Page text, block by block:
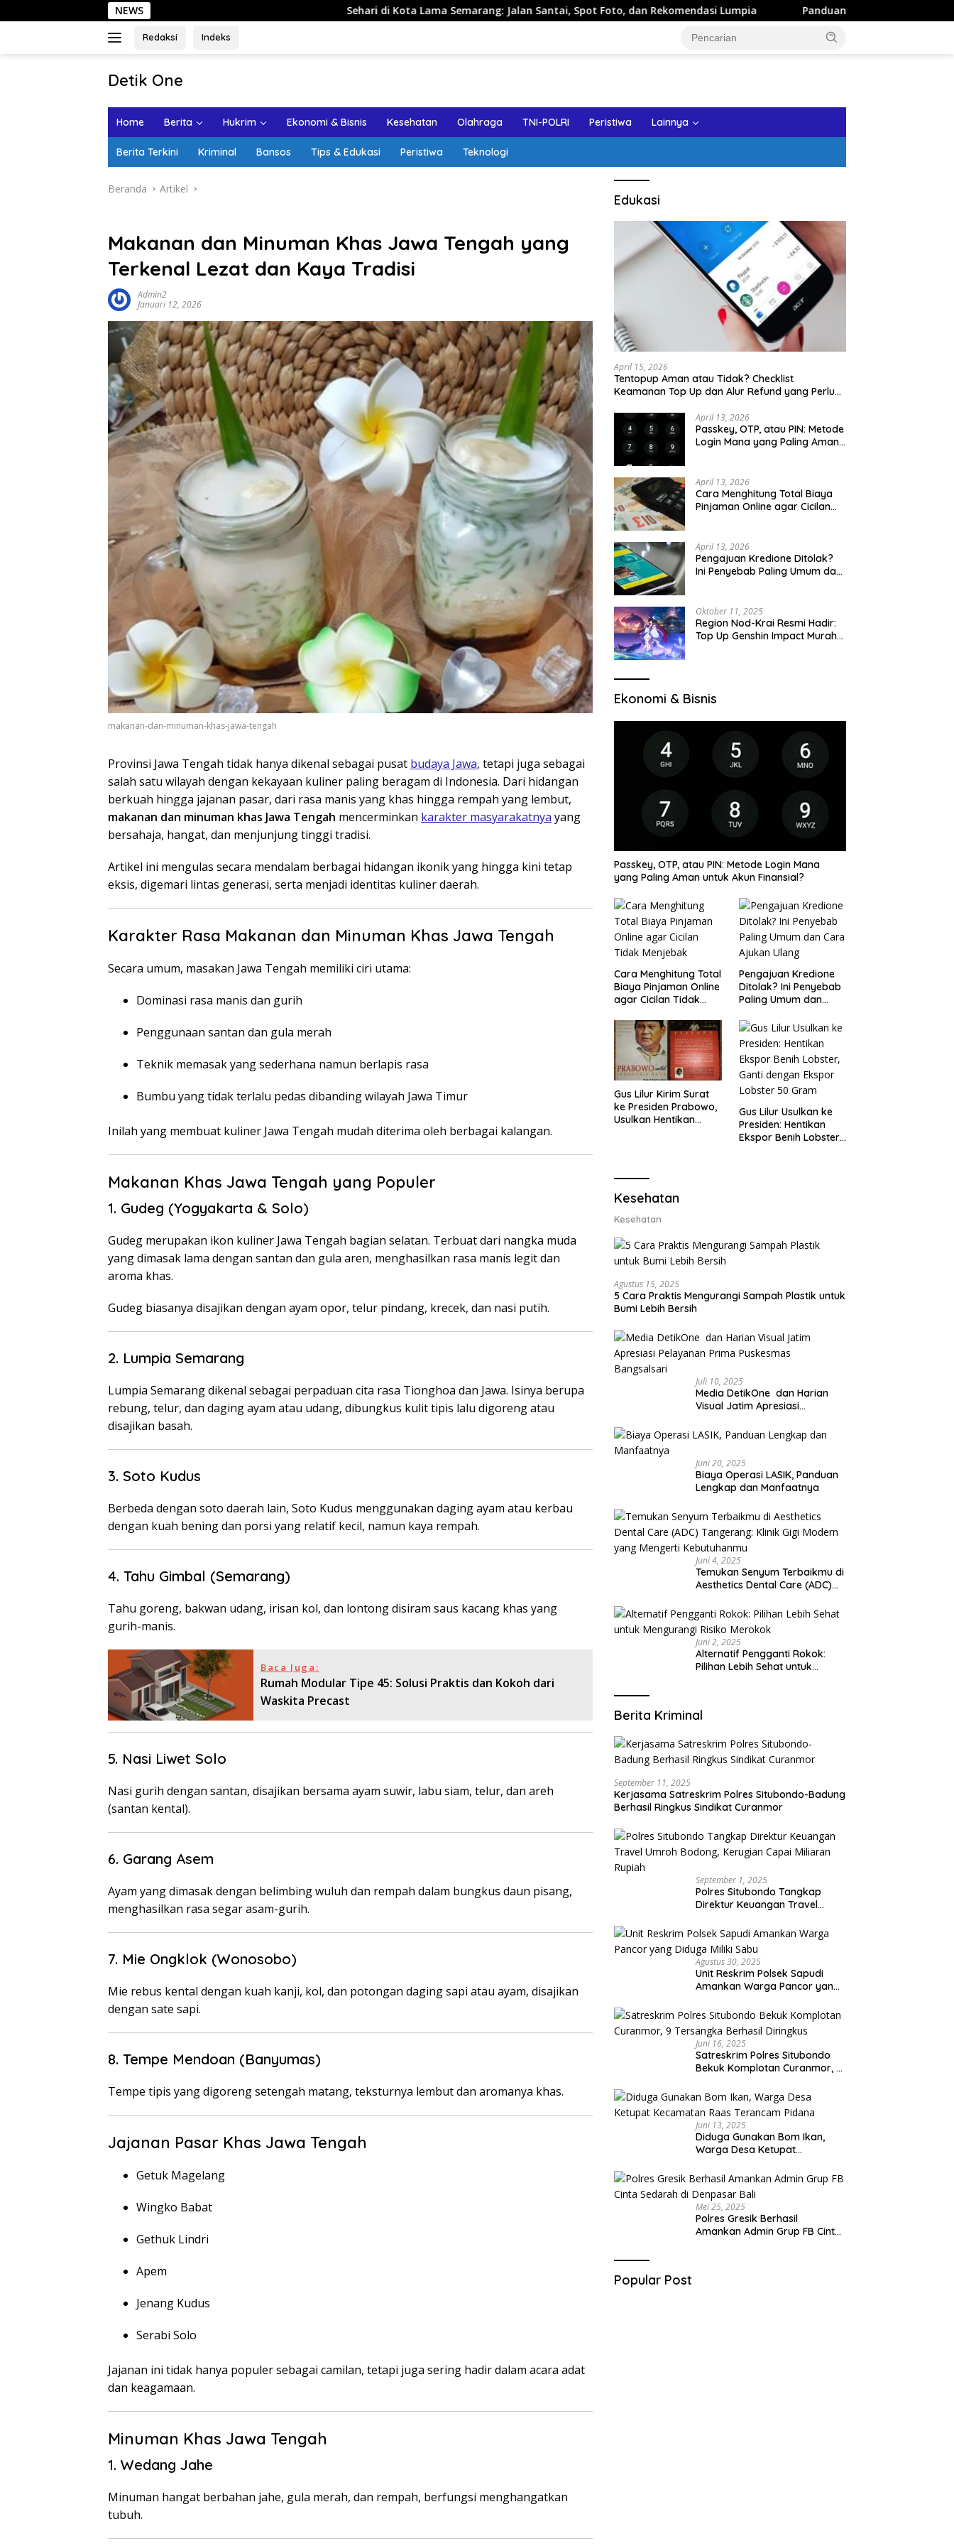
ke
NEWS Sehari di Kota Lama Semarang: Jalan Santai, Spot Foto, dan Rekomendasi Lumpia Panduan Wisata Keluarga ke Kota Batu:
Redaksi Indeks
Detik One
Ungkap
Home Berita Hukrim Ekonomi & Bisnis Kesehatan Olahraga TNI-POLRI Peristiwa Lainnya
Berita Terkini Kriminal Bansos Tips & Edukasi Peristiwa Teknologi
Beranda Artikel
Makanan dan Minuman Khas Jawa Tengah yang
Terkenal Lezat dan Kaya Tradisi
Admin2
Januari 12, 2026
makanan-dan-minuman-khas-jawa-tengah
Provinsi Jawa Tengah tidak hanya dikenal sebagai pusat budaya Jawa, tetapi juga sebagai
salah satu wilayah dengan kekayaan kuliner paling beragam di Indonesia. Dari hidangan
berkuah hingga jajanan pasar, dari rasa manis yang khas hingga rempah yang lembut,
makanan dan minuman khas Jawa Tengah mencerminkan karakter masyarakatnya yang
bersahaja, hangat, dan menjunjung tinggi tradisi.
Artikel ini mengulas secara mendalam berbagai hidangan ikonik yang hingga kini tetap
eksis, digemari lintas generasi, serta menjadi identitas kuliner daerah.
Karakter Rasa Makanan dan Minuman Khas Jawa Tengah
Secara umum, masakan Jawa Tengah memiliki ciri utama:
Dominasi rasa manis dan gurih
Penggunaan santan dan gula merah
Teknik memasak yang sederhana namun berlapis rasa
Bumbu yang tidak terlalu pedas dibanding wilayah Jawa Timur
Inilah yang membuat kuliner Jawa Tengah mudah diterima oleh berbagai kalangan.
Makanan Khas Jawa Tengah yang Populer
1. Gudeg (Yogyakarta & Solo)
Gudeg merupakan ikon kuliner Jawa Tengah bagian selatan. Terbuat dari nangka muda
yang dimasak lama dengan santan dan gula aren, menghasilkan rasa manis legit dan
aroma khas.
Gudeg biasanya disajikan dengan ayam opor, telur pindang, krecek, dan nasi putih.
2. Lumpia Semarang
Lumpia Semarang dikenal sebagai perpaduan cita rasa Tionghoa dan Jawa. Isinya berupa
rebung, telur, dan daging ayam atau udang, dibungkus kulit tipis lalu digoreng atau
disajikan basah.
3. Soto Kudus
Berbeda dengan soto daerah lain, Soto Kudus menggunakan daging ayam atau kerbau
dengan kuah bening dan porsi yang relatif kecil, namun kaya rempah.
4. Tahu Gimbal (Semarang)
Tahu goreng, bakwan udang, irisan kol, dan lontong disiram saus kacang khas yang
gurih-manis.
Baca Juga:
Rumah Modular Tipe 45: Solusi Praktis dan Kokoh dari
Waskita Precast
5. Nasi Liwet Solo
Nasi gurih dengan santan, disajikan bersama ayam suwir, labu siam, telur, dan areh
(santan kental).
6. Garang Asem
Ayam yang dimasak dengan belimbing wuluh dan rempah dalam bungkus daun pisang,
menghasilkan rasa segar asam-gurih.
7. Mie Ongklok (Wonosobo)
Mie rebus kental dengan kuah kanji, kol, dan potongan daging sapi atau ayam, disajikan
dengan sate sapi.
8. Tempe Mendoan (Banyumas)
Tempe tipis yang digoreng setengah matang, teksturnya lembut dan aromanya khas.
Jajanan Pasar Khas Jawa Tengah
Getuk Magelang
Wingko Babat
Gethuk Lindri
Apem
Jenang Kudus
Serabi Solo
Jajanan ini tidak hanya populer sebagai camilan, tetapi juga sering hadir dalam acara adat
dan keagamaan.
Minuman Khas Jawa Tengah
1. Wedang Jahe
Minuman hangat berbahan jahe, gula merah, dan rempah, berfungsi menghangatkan
tubuh.
Edukasi
April 15, 2026
Tentopup Aman atau Tidak? Checklist
Keamanan Top Up dan Alur Refund yang Perlu
April 13, 2026
Passkey, OTP, atau PIN: Metode
Login Mana yang Paling Aman
April 13, 2026
Cara Menghitung Total Biaya
Pinjaman Online agar Cicilan
April 13, 2026
Pengajuan Kredione Ditolak?
Ini Penyebab Paling Umum dan
Oktober 11, 2025
Region Nod-Krai Resmi Hadir:
Top Up Genshin Impact Murah
Ekonomi & Bisnis
Passkey, OTP, atau PIN: Metode Login Mana
yang Paling Aman untuk Akun Finansial?
Cara Menghitung Total
Biaya Pinjaman Online
agar Cicilan Tidak
Pengajuan Kredione
Ditolak? Ini Penyebab
Paling Umum dan
Gus Lilur Kirim Surat
ke Presiden Prabowo,
Usulkan Hentikan
Gus Lilur Usulkan ke
Presiden: Hentikan
Ekspor Benih Lobster,
Kesehatan
Kesehatan
Agustus 15, 2025
5 Cara Praktis Mengurangi Sampah Plastik untuk
Bumi Lebih Bersih
Juli 10, 2025
Media DetikOne dan Harian
Visual Jatim Apresiasi
Bangsalsari
Juni 20, 2025
Biaya Operasi LASIK, Panduan
Lengkap dan Manfaatnya
Juni 4, 2025
Temukan Senyum Terbaikmu di
Aesthetics Dental Care (ADC)
yang Mengerti Kebutuhanmu
Juni 2, 2025
Alternatif Pengganti Rokok:
Pilihan Lebih Sehat untuk
Berita Kriminal
September 11, 2025
Kerjasama Satreskrim Polres Situbondo-Badung
Berhasil Ringkus Sindikat Curanmor
September 1, 2025
Polres Situbondo Tangkap
Direktur Keuangan Travel
Capai Miliaran Rupiah
Agustus 30, 2025
Unit Reskrim Polsek Sapudi
Amankan Warga Pancor yang
Juni 16, 2025
Satreskrim Polres Situbondo
Bekuk Komplotan Curanmor, 9
Juni 13, 2025
Diduga Gunakan Bom Ikan,
Warga Desa Ketupat
Pidana
Mei 25, 2025
Polres Gresik Berhasil
Amankan Admin Grup FB Cinta
Popular Post